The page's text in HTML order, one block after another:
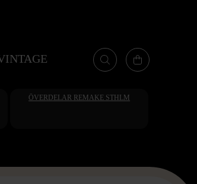
ÖVERDELAR REMAKE STHLM